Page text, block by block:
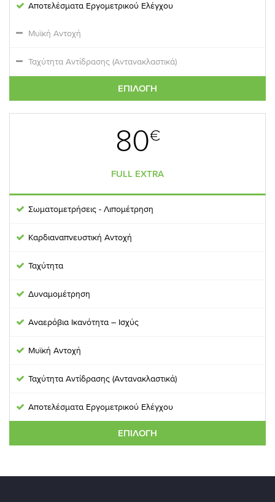
Μυϊκή Αντοχή
Ταχύτητα Αντίδρασης (Αντανακλαστικά)
Αποτελέσματα Εργομετρικού Ελέγχου
ΕΠΙΛΟΓΉ
80€
FULL EXTRA
Σωματομετρήσεις - Λιπομέτρηση
Καρδιαναπνευστική Αντοχή
Ταχύτητα
Δυναμομέτρηση
Aναερόβια Ικανότητα – Ισχύς
Μυϊκή Αντοχή
Ταχύτητα Αντίδρασης (Αντανακλαστικά)
Αποτελέσματα Εργομετρικού Ελέγχου
ΕΠΙΛΟΓΉ